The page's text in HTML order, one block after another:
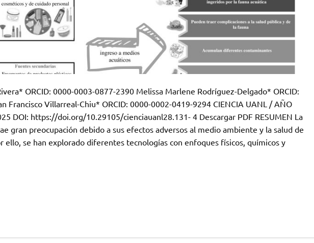
ORCID: 0000-0003-0877-2390 Melissa Marlene Rodríguez-Delgado* ORCID:
Francisco Villarreal-Chiu* ORCID: 0000-0002-0419-9294 CIENCIA UANL / AÑO
DOI: https://doi.org/10.29105/cienciauanl28.131- 4 Descargar PDF RESUMEN La
gran preocupación debido a sus efectos adversos al medio ambiente y la salud de
ello, se han explorado diferentes tecnologías con enfoques físicos, químicos y